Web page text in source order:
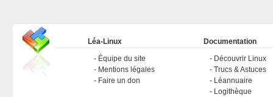
Léa-Linux
Équipe du site
Mentions légales
Faire un don
Documentation
Découvrir Linux
Trucs & Astuces
Léannuaire
Logithèque